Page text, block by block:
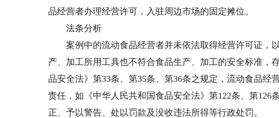
品经营者办理经营许可，入驻周边市场的固定摊位。
法条分析
案例中的流动食品经营者并未依法取得经营许可证，
产、加工所用工具也不符合食品生产、加工的安全标准，
品安全法》第33条、第35条、第36条之规定，流动食品经
责任，如《中华人民共和国食品安全法》第122条、第126
正、予以警告、处以罚款及没收违法所得等行政处罚。